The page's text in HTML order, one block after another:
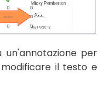
per
il testo e